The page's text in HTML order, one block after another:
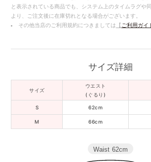
サイズ詳細
サイズ
ウエスト
(ぐるり)
S 62cm
M 66cm
Waist 62cm
と表示されている商品でも、システム上のタイムラグや
より、ご注文後に在庫切れとなる場合がございます。
その他当店のご利用規約につきましては 【 ご利用ガイ